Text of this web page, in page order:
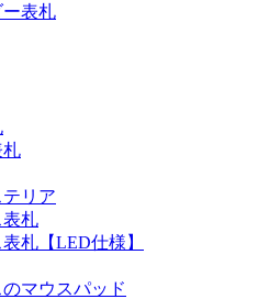
表札
札
リア
表札
札【LED仕様】
マウスパッド